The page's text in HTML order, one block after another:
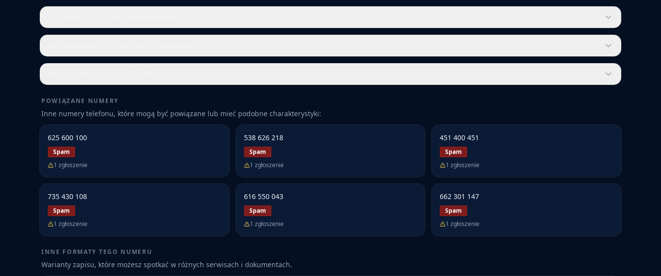
POWIĄZANE NUMERY
Inne numery telefonu, które mogą być powiązane lub mieć podobne charakterystyki:
625 600 100
Spam
1 zgłoszenie
538 626 218
Spam
1 zgłoszenie
451 400 451
Spam
1 zgłoszenie
735 430 108
Spam
1 zgłoszenie
616 550 043
Spam
1 zgłoszenie
662 301 147
Spam
1 zgłoszenie
INNE FORMATY TEGO NUMERU
Warianty zapisu, które możesz spotkać w różnych serwisach i dokumentach.